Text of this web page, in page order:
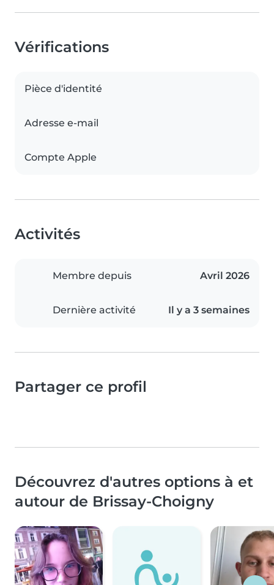
Vérifications
Pièce d'identité
Adresse e-mail
Compte Apple
Activités
Membre depuis Avril 2026
Dernière activité Il y a 3 semaines
Partager ce profil
Découvrez d'autres options à et
autour de Brissay-Choigny